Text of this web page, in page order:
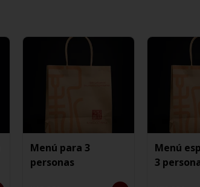
Menú para 3
personas
Menú
3